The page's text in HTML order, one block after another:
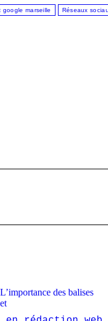
google marseille Réseaux
L’importance des balises
et